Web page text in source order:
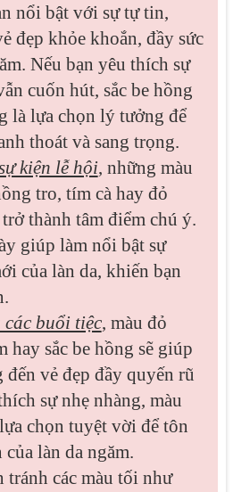
nổi bật với sự tự tin,
đẹp khỏe khoắn, đầy sức
Nếu bạn yêu thích sự
cuốn hút, sắc be hồng
là lựa chọn lý tưởng để
thoát và sang trọng.
kiện lễ hội, những màu
tro, tím cà hay đỏ
thành tâm điểm chú ý.
giúp làm nổi bật sự
của làn da, khiến bạn
buổi tiệc, màu đỏ
hay sắc be hồng sẽ giúp
đến vẻ đẹp đầy quyến rũ
sự nhẹ nhàng, màu
chọn tuyệt vời để tôn
làn da ngăm.
tránh các màu tối như